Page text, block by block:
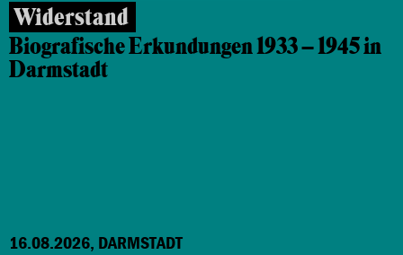
Widerstand
Biografische Erkundungen 1933 – 1945 in
Darmstadt
16.08.2026, DARMSTADT